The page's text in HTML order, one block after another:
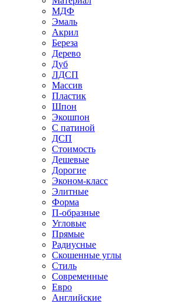
МДФ
Эмаль
Акрил
Береза
Дерево
Дуб
ЛДСП
Массив
Пластик
Шпон
Экошпон
С патиной
ДСП
Стоимость
Дешевые
Дорогие
Эконом-класс
Элитные
Форма
П-образные
Угловые
Прямые
Радиусные
Скошенные углы
Стиль
Современные
Евро
Английские